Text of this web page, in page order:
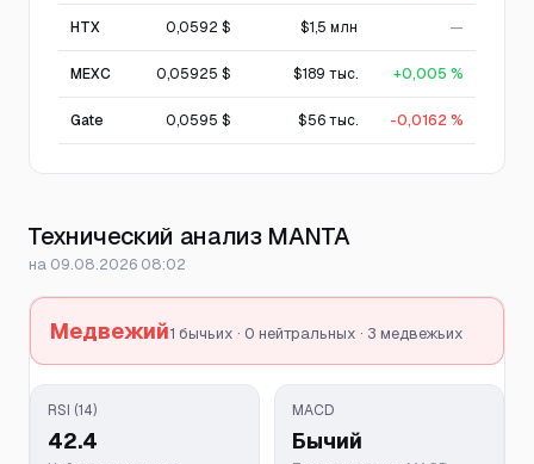
HTX 0,0592 $ $1,5 млн —
MEXC 0,05925 $ $189 тыс. +0,005 %
Gate 0,0595 $ $56 тыс. -0,0162 %
Технический анализ MANTA
на 09.08.2026 08:02
Медвежий1 бычьих · 0 нейтральных · 3 медвежьих
RSI (14)
42.4
MACD
Бычий